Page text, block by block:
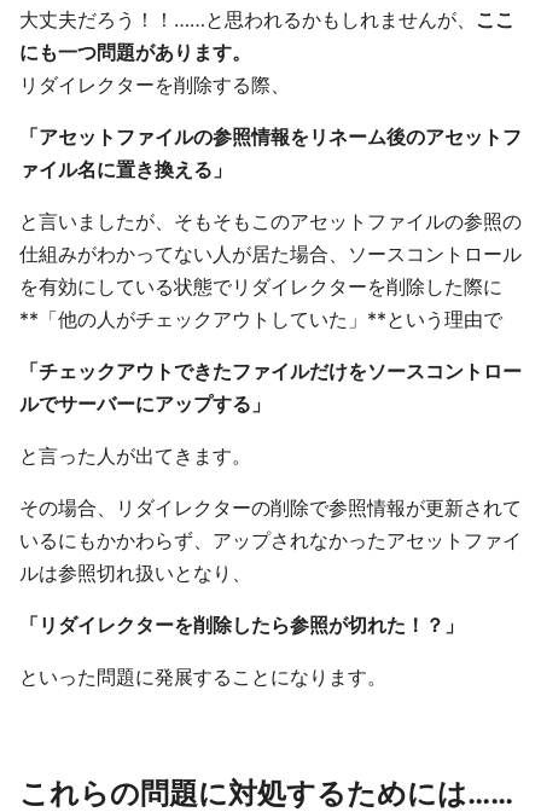
大丈夫だろう！！……と思われるかもしれませんが、 ここ
にも一つ問題があります。
リダイレクターを削除する際、
「アセットファイルの参照情報をリネーム後のアセットフ
ァイル名に置き換える」
と言いましたが、そもそもこのアセットファイルの参照の
仕組みがわかってない人が居た場合、ソースコントロール
を有効にしている状態でリダイレクターを削除した際に
**「他の人がチェックアウトしていた」**という理由で
「チェックアウトできたファイルだけをソースコントロー
ルでサーバーにアップする」
と言った人が出てきます。
その場合、リダイレクターの削除で参照情報が更新されて
いるにもかかわらず、アップされなかったアセットファイ
ルは参照切れ扱いとなり、
「リダイレクターを削除したら参照が切れた！？」
といった問題に発展することになります。
これらの問題に対処するためには……